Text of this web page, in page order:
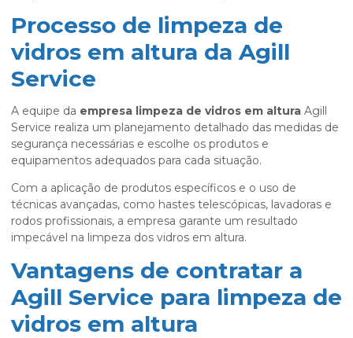
Processo de limpeza de
vidros em altura da Agill
Service
A equipe da empresa limpeza de vidros em altura Agill
Service realiza um planejamento detalhado das medidas de
segurança necessárias e escolhe os produtos e
equipamentos adequados para cada situação.
Com a aplicação de produtos específicos e o uso de
técnicas avançadas, como hastes telescópicas, lavadoras e
rodos profissionais, a empresa garante um resultado
impecável na limpeza dos vidros em altura.
Vantagens de contratar a
Agill Service para limpeza de
vidros em altura